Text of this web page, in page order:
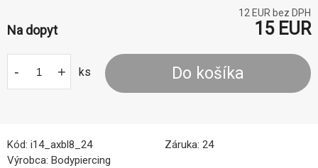
12 EUR bez DPH
Na dopyt 15EUR
- + ks Do košíka
Kód: i14_axbl8_24 Záruka: 24
Výrobca: Bodypiercing